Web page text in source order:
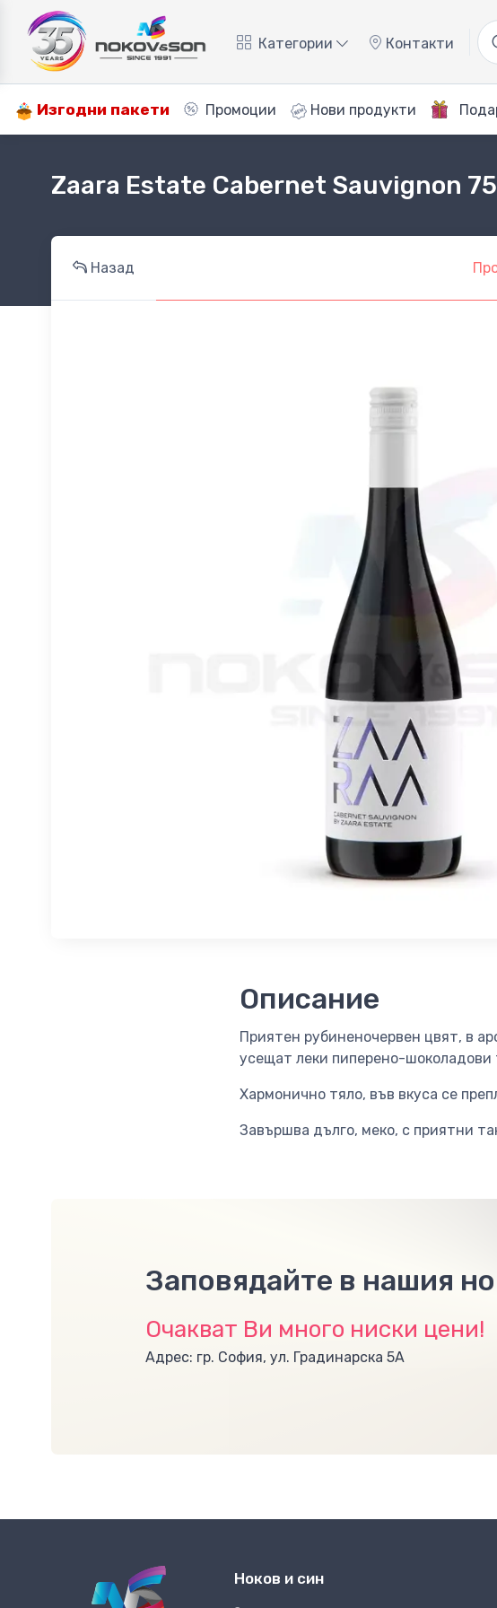
Категории Контакти
Изгодни пакети Промоции Нови продукти
Zaara Estate Cabernet Sauvignon
Назад
Описание
Приятен рубиненочервен цвят, в
усещат леки пиперено-шоколадови
Хармонично тяло, във вкуса се
Завършва дълго, меко, с приятни
Заповядайте в нашия
Очакват Ви много ниски цени!
Адрес: гр. София, ул. Градинарска 5А
Ноков и син